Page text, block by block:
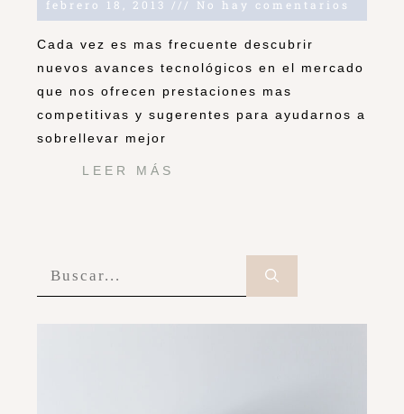
febrero 18, 2013 No hay comentarios
Cada vez es mas frecuente descubrir
nuevos avances tecnológicos en el mercado
que nos ofrecen prestaciones mas
competitivas y sugerentes para ayudarnos a
sobrellevar mejor
LEER MÁS